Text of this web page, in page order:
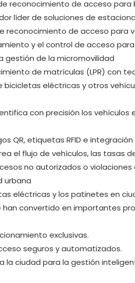
líder de soluciones de
reconocimiento de acceso para
y el control de acceso
gestión de la micromovilidad
de matrículas (LPR) con
eléctricas y otros
con precisión los vehículos
QR, etiquetas RFID e
el flujo de vehículos, las tasas
no autorizados o
urbana
eléctricas y los patinetes en
convertido en importantes
exclusivas.
seguros y automatizados.
ciudad para la gestión